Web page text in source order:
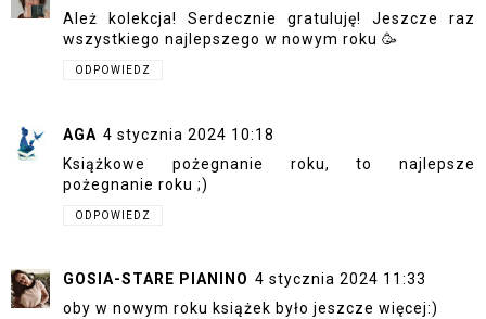
Ależ kolekcja! Serdecznie gratuluję! Jeszcze raz
wszystkiego najlepszego w nowym roku 🥳
ODPOWIEDZ
AGA 4 stycznia 2024 10:18
Książkowe pożegnanie roku, to najlepsze
pożegnanie roku ;)
ODPOWIEDZ
GOSIA-STARE PIANINO 4 stycznia 2024 11:33
oby w nowym roku książek było jeszcze więcej:)